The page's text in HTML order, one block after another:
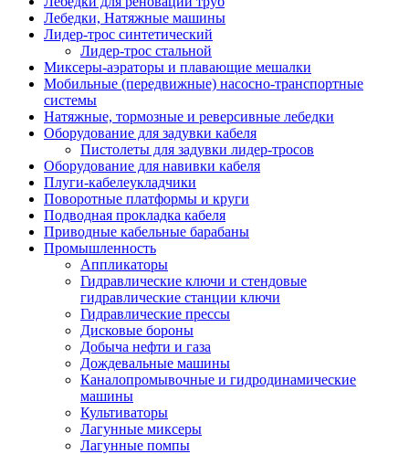
Лебедки, Натяжные машины
Лидер-трос синтетический
Лидер-трос стальной
Миксеры-аэраторы и плавающие мешалки
Мобильные (передвижные) насосно-транспортные
системы
Натяжные, тормозные и реверсивные лебедки
Оборудование для задувки кабеля
Пистолеты для задувки лидер-тросов
Оборудование для навивки кабеля
Плуги-кабелеукладчики
Поворотные платформы и круги
Подводная прокладка кабеля
Приводные кабельные барабаны
Промышленность
Аппликаторы
Гидравлические ключи и стендовые
гидравлические станции ключи
Гидравлические прессы
Дисковые бороны
Добыча нефти и газа
Дождевальные машины
Каналопромывочные и гидродинамические
машины
Культиваторы
Лагунные миксеры
Лагунные помпы